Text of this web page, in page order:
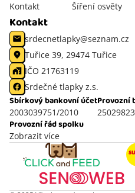
Kontakt
Šíření osvěty
Kontakt
srdecnetlapky@seznam.cz
Tuřice 39, 29474 Tuřice
IČO 21763119
Srdečné tlapky z.s.
Sbírkový bankovní účet
2003039751/2010
Provozní
Provozní řád spolku
Zobrazit více